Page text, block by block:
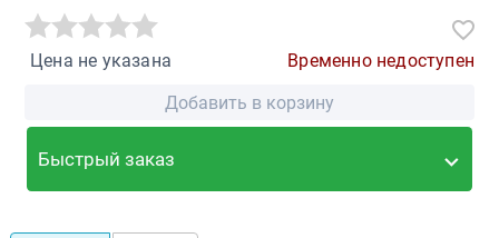
Цена не указана
Временно недоступен
Добавить в корзину
Быстрый заказ